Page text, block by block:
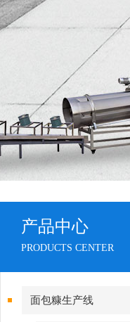
产品中心
PRODUCTS CENTER
面包糠生产线